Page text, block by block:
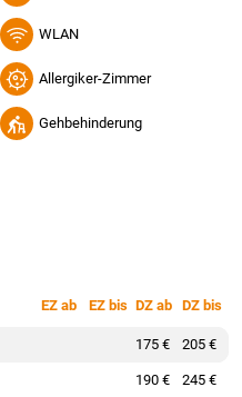
WLAN
Allergiker-Zimmer
Gehbehinderung
EZ ab EZ bis DZ ab DZ bis
175 € 205 €
190 € 245 €